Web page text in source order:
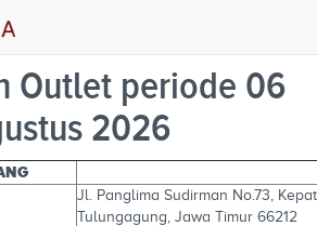
Outlet periode 06
2026
Jl. Panglima Sudirman No.73,
Tulungagung, Jawa Timur 66212